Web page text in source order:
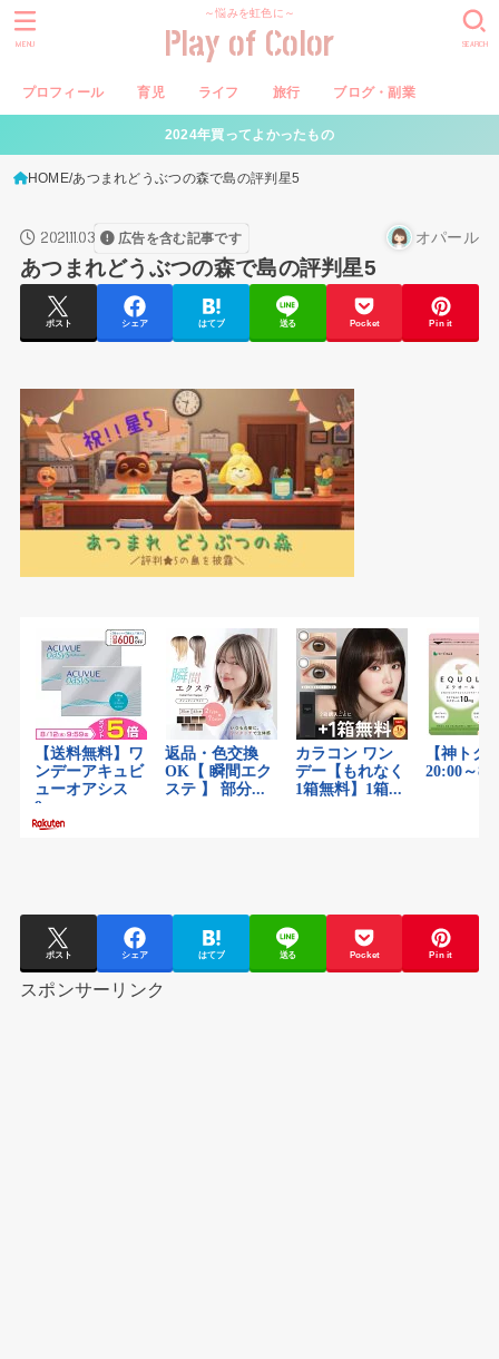
～悩みを虹色に～
Play of Color
プロフィール 育児 ライフ 旅行 ブログ・副業
SEARCH
MENU
2024年買ってよかったもの
HOME あつまれどうぶつの森で島の評判星5
2021.11.03 広告を含む記事です オパール
あつまれどうぶつの森で島の評判星5
ポスト シェア はてブ 送る Pocket Pin it
ポスト シェア はてブ 送る Pocket Pin it
スポンサーリンク